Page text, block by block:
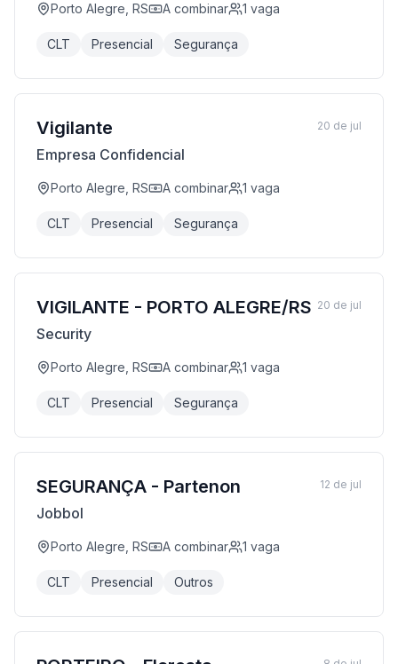
Porto Alegre, RS A combinar 1 vaga
CLT Presencial Segurança
Vigilante
Empresa Confidencial
Porto Alegre, RS A combinar 1 vaga
CLT Presencial Segurança
20 de jul
VIGILANTE - PORTO ALEGRE/RS
Security
Porto Alegre, RS A combinar 1 vaga
CLT Presencial Segurança
20 de jul
SEGURANÇA - Partenon
Jobbol
Porto Alegre, RS A combinar 1 vaga
CLT Presencial Outros
12 de jul